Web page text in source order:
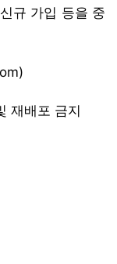
규 가입 등을 중
재배포 금지